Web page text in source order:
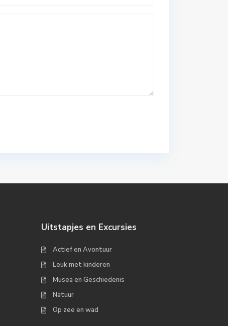
Uitstapjes en Excursies
Actief en Avontuur
Leuk met kinderen
Musea en Geschiedenis
Natuur
Op zee en wad